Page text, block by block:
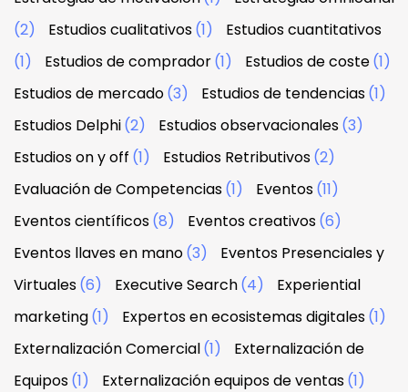
(2)
Estudios cualitativos(1)
Estudios cuantitativos
(1)
Estudios de comprador(1) Estudios de coste(1)
Estudios de mercado(3) Estudios de tendencias(1)
Estudios Delphi(2) Estudios observacionales(3)
Estudios on y off (1) Estudios Retributivos(2)
Evaluación de Competencias(1) Eventos(11)
Eventos científicos(8) Eventos creativos(6)
Eventos llaves en mano(3)
Eventos Presenciales y
Virtuales(6) Executive Search(4)
Experiential
marketing(1) Expertos en ecosistemas digitales(1)
Externalización Comercial(1)
Externalización de
Equipos(1) Externalización equipos de ventas(1)